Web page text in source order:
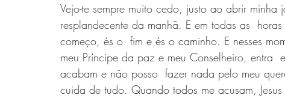
Vejo-te sempre muito cedo, justo ao abrir
resplandecente da manhã. E em todas as
começo, és o  fim e és o caminho. E nesses
meu Príncipe da paz e meu Conselheiro, entra
acabam e não posso  fazer nada pelo meu
cuida de tudo. Quando todos me acusam,